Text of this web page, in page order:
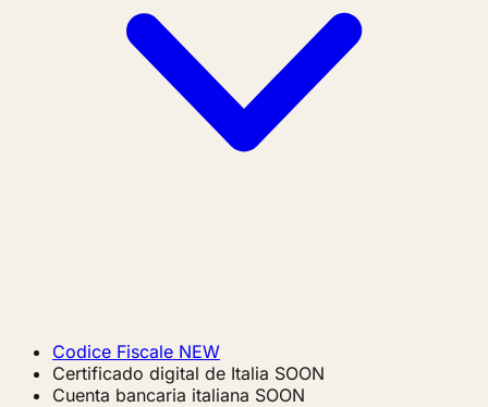
Codice Fiscale NEW
Certificado digital de Italia SOON
Cuenta bancaria italiana SOON